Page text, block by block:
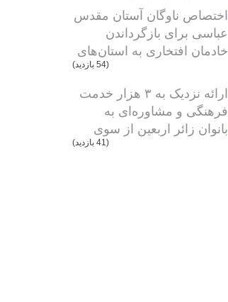
اختصاص ناوگان آستان مقدس
عباسی برای بازگرداندن
خادمان افتخاری به استان‌های
(54 بازدید)
ارائه نزدیک به ۳ هزار خدمت
فرهنگی و مشاوره‌ای به
بانوان زائر اربعین از سوی
(41 بازدید)